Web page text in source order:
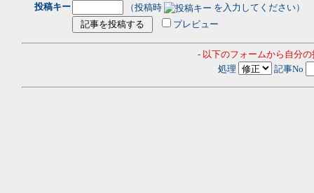
投稿キー
（投稿時
を入力してください）
プレビュー
- 以下のフォームから自分
処理
記事No